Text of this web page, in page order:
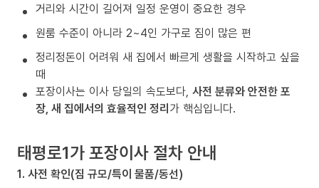
거리와 시간이 길어져 일정 운영이 중요한 경우
원룸 수준이 아니라 2~4인 가구로 짐이 많은 편
정리정돈이 어려워 새 집에서 빠르게 생활을 시작하고 싶을
때
포장이사는 이사 당일의 속도보다, 사전 분류와 안전한 포
장, 새 집에서의 효율적인 정리가 핵심입니다.
태평로1가 포장이사 절차 안내
1. 사전 확인(짐 규모/특이 물품/동선)